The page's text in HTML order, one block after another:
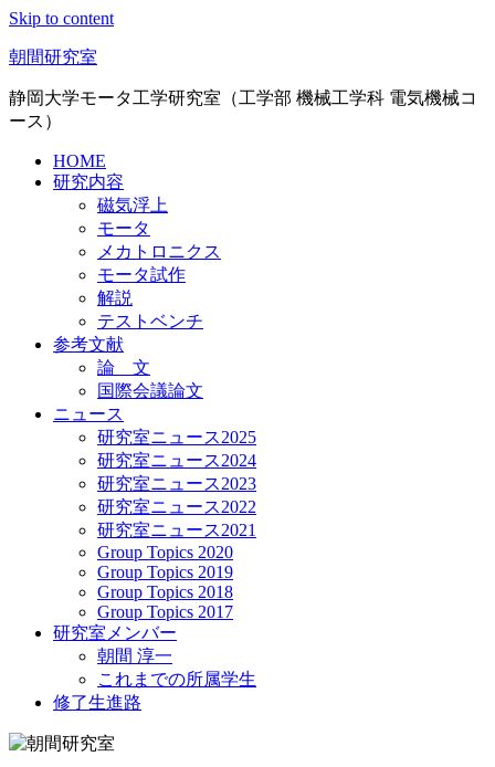
Skip to content
朝間研究室
静岡大学モータ工学研究室（工学部 機械工学科 電気機械コ
ース）
HOME
研究内容
磁気浮上
モータ
メカトロニクス
モータ試作
解説
テストベンチ
参考文献
論 文
国際会議論文
ニュース
研究室ニュース2025
研究室ニュース2024
研究室ニュース2023
研究室ニュース2022
研究室ニュース2021
Group Topics 2020
Group Topics 2019
Group Topics 2018
Group Topics 2017
研究室メンバー
朝間 淳一
これまでの所属学生
修了生進路